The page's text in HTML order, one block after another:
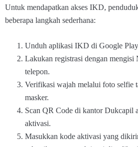
Untuk mendapatkan akses IKD,
beberapa langkah sederhana:
Unduh aplikasi IKD di Google
Lakukan registrasi dengan
telepon.
Verifikasi wajah melalui foto selfie
masker.
Scan QR Code di kantor Dukcapil
aktivasi.
Masukkan kode aktivasi yang